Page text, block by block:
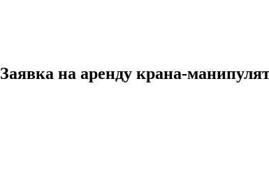
Заявка на аренду крана-